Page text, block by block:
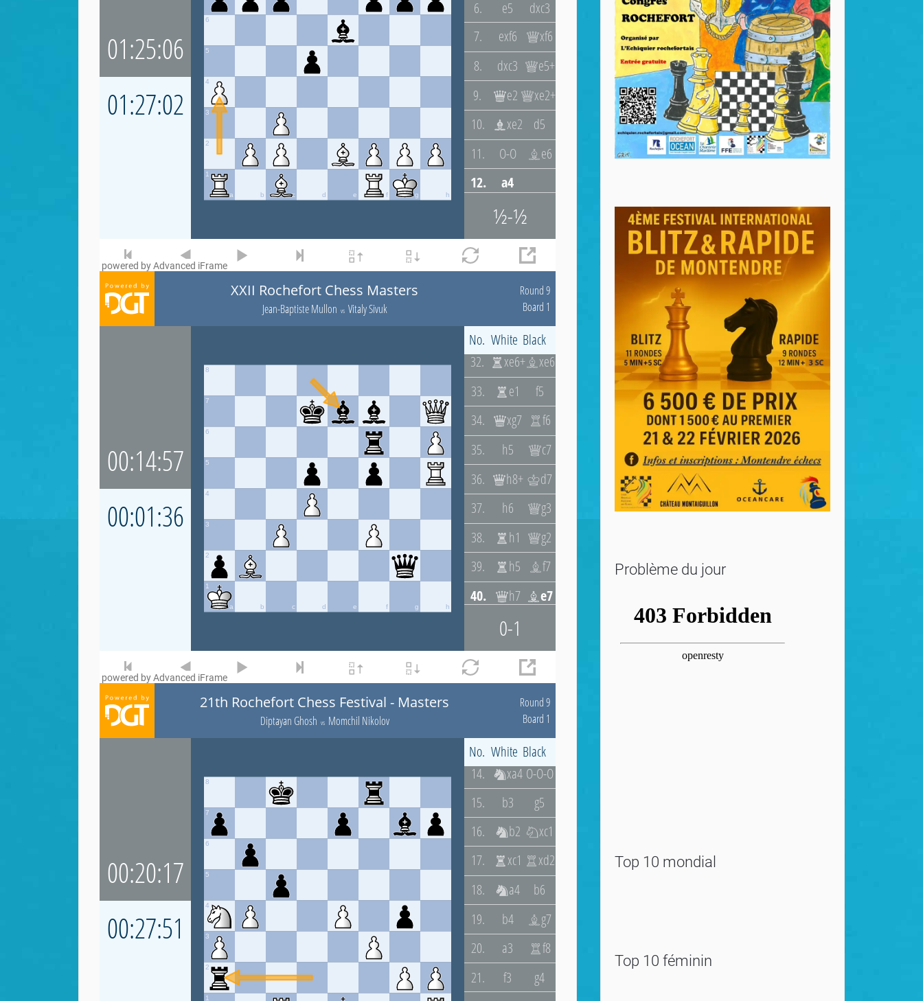
powered by Advanced iFrame
powered by Advanced iFrame
Problème du jour
Top 10 mondial
Top 10 féminin